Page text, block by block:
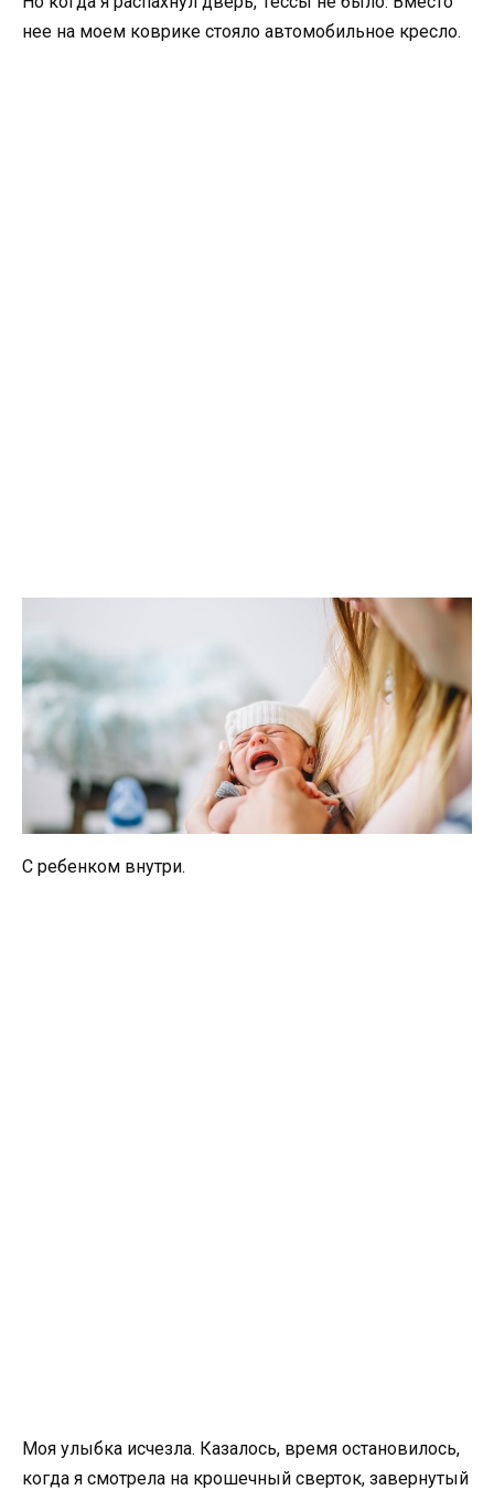
нее на моем коврике стояло автомобильное кресло.
С ребенком внутри.
Моя улыбка исчезла. Казалось, время остановилось,
когда я смотрела на крошечный сверток, завернутый